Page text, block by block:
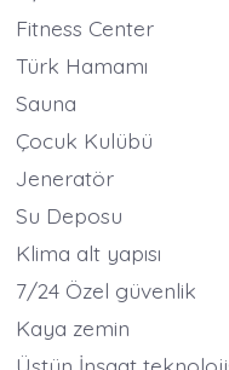
Fitness Center
Türk Hamamı
Sauna
Çocuk Kulübü
Jeneratör
Su Deposu
Klima alt yapısı
7/24 Özel güvenlik
Kaya zemin